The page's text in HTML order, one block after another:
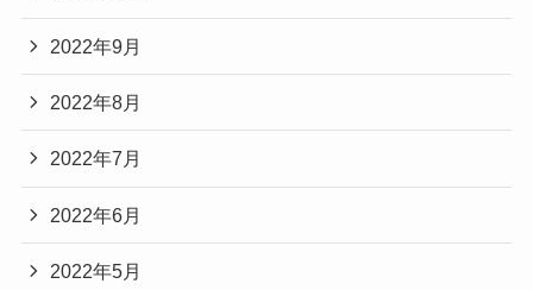
2022年9月
2022年8月
2022年7月
2022年6月
2022年5月